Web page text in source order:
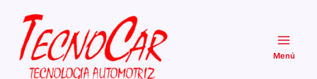
contenido